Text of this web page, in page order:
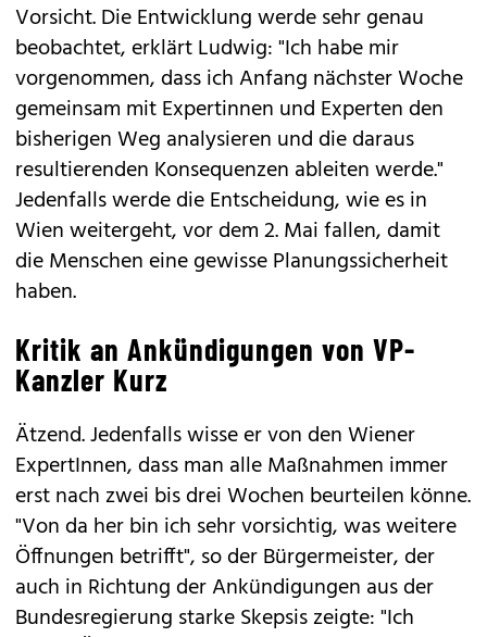
Vorsicht. Die Entwicklung werde sehr genau
beobachtet, erklärt Ludwig: "Ich habe mir
vorgenommen, dass ich Anfang nächster Woche
gemeinsam mit Expertinnen und Experten den
bisherigen Weg analysieren und die daraus
resultierenden Konsequenzen ableiten werde."
Jedenfalls werde die Entscheidung, wie es in
Wien weitergeht, vor dem 2. Mai fallen, damit
die Menschen eine gewisse Planungssicherheit
haben.
Kritik an Ankündigungen von VP-
Kanzler Kurz
Ätzend. Jedenfalls wisse er von den Wiener
ExpertInnen, dass man alle Maßnahmen immer
erst nach zwei bis drei Wochen beurteilen könne.
"Von da her bin ich sehr vorsichtig, was weitere
Öffnungen betrifft", so der Bürgermeister, der
auch in Richtung der Ankündigungen aus der
Bundesregierung starke Skepsis zeigte: "Ich